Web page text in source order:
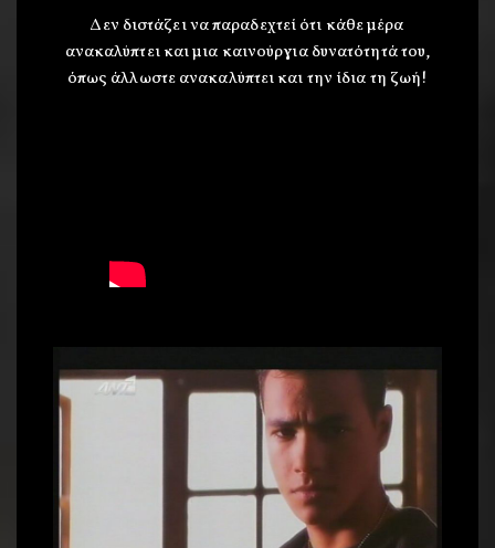
Δεν διστάζει να παραδεχτεί ότι κάθε μέρα
ανακαλύπτει και μια καινούργια δυνατότητά του,
όπως άλλωστε ανακαλύπτει και την ίδια τη ζωή!